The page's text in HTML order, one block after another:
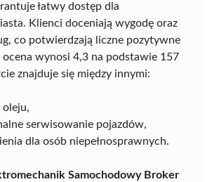
łatwy dostęp dla
Klienci doceniają wygodę oraz
co potwierdzają liczne pozytywne
wynosi 4,3 na podstawie 157
znajduje się między innymi:
oleju,
serwisowanie pojazdów,
dla osób niepełnosprawnych.
Samochodowy Broker